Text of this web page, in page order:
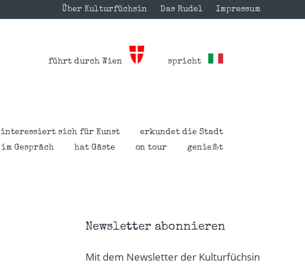
Über Kulturfüchsin Das Rudel Impressum
führt durch Wien spricht
interessiert sich für Kunst
erkundet die Stadt
im Gespräch
hat Gäste on tour genießt
Newsletter abonnieren
Mit dem Newsletter der Kulturfüchsin